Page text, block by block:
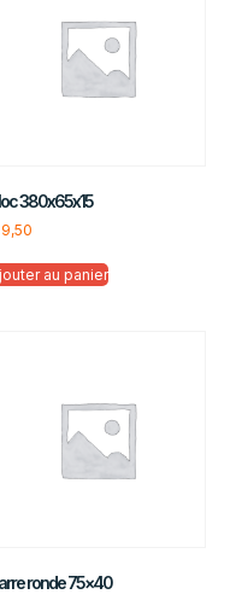
380x65x15
au panier
ronde 75×40